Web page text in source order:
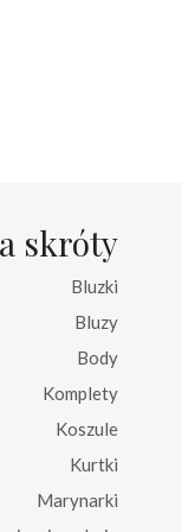
skróty
Bluzki
Bluzy
Body
Komplety
Koszule
Kurtki
Marynarki